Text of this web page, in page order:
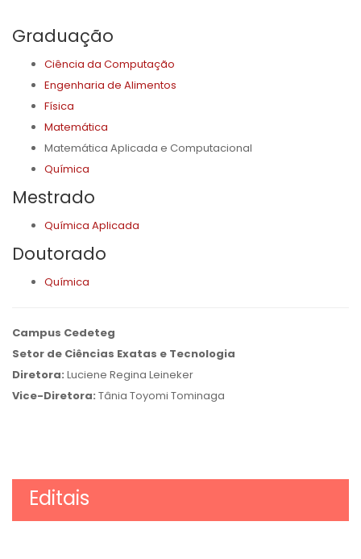
Graduação
Ciência da Computação
Engenharia de Alimentos
Física
Matemática
Matemática Aplicada e Computacional
Química
Mestrado
Química Aplicada
Doutorado
Química
Campus Cedeteg
Setor de Ciências Exatas e Tecnologia
Diretora: Luciene Regina Leineker
Vice-Diretora: Tânia Toyomi Tominaga
Editais